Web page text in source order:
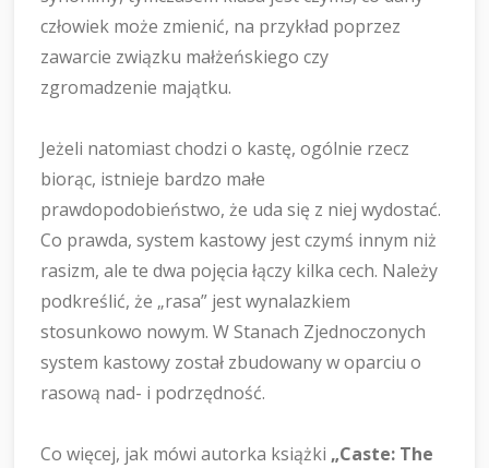
człowiek może zmienić, na przykład poprzez
zawarcie związku małżeńskiego czy
zgromadzenie majątku.
Jeżeli natomiast chodzi o kastę, ogólnie rzecz
biorąc, istnieje bardzo małe
prawdopodobieństwo, że uda się z niej wydostać.
Co prawda, system kastowy jest czymś innym niż
rasizm, ale te dwa pojęcia łączy kilka cech. Należy
podkreślić, że „rasa” jest wynalazkiem
stosunkowo nowym. W Stanach Zjednoczonych
system kastowy został zbudowany w oparciu o
rasową nad- i podrzędność.
Co więcej, jak mówi autorka książki „Caste: The